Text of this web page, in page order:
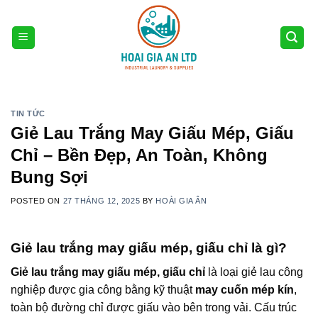
content
TIN TỨC
Giẻ Lau Trắng May Giấu Mép, Giấu
Chỉ – Bền Đẹp, An Toàn, Không
Bung Sợi
POSTED ON 27 THÁNG 12, 2025 BY HOÀI GIA ÂN
Giẻ lau trắng may giấu mép, giấu chỉ là gì?
Giẻ lau trắng may giấu mép, giấu chỉ là loại giẻ lau công
nghiệp được gia công bằng kỹ thuật may cuốn mép kín,
toàn bộ đường chỉ được giấu vào bên trong vải. Cấu trúc